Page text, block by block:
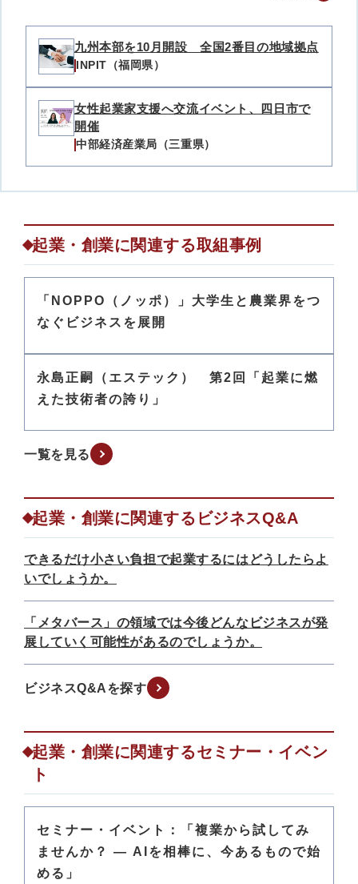
九州本部を10月開設 全国2番目の地域拠点
INPIT（福岡県）
女性起業家支援へ交流イベント、四日市で
開催
中部経済産業局（三重県）
起業・創業に関連する取組事例
「NOPPO（ノッポ）」大学生と農業界をつ
なぐビジネスを展開
永島正嗣（エステック） 第2回「起業に燃
えた技術者の誇り」
一覧を見る
起業・創業に関連するビジネスQ&A
できるだけ小さい負担で起業するにはどうしたらよ
いでしょうか。
「メタバース」の領域では今後どんなビジネスが発
展していく可能性があるのでしょうか。
ビジネスQ&Aを探す
起業・創業に関連するセミナー・イベン
ト
セミナー・イベント：「複業から試してみ
ませんか？ — AIを相棒に、今あるもので始
める」